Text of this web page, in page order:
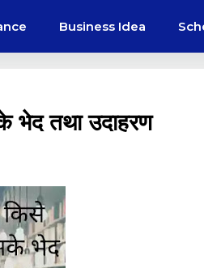
Business Idea
तथा उदाहरण